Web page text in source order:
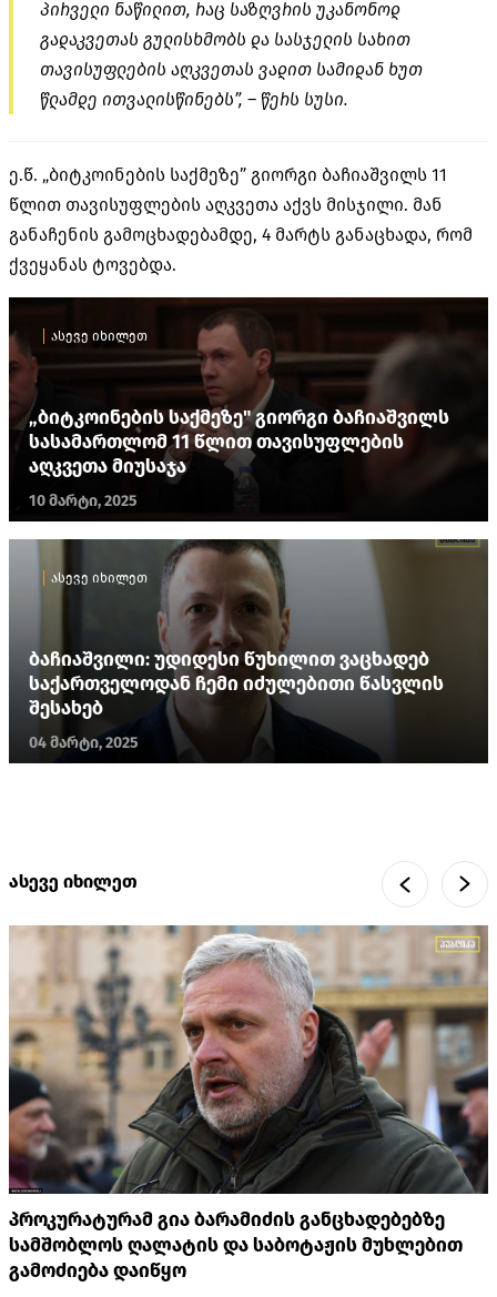
პირველი ნაწილით, რაც საზღვრის უკანონოდ
გადაკვეთას გულისხმობს და სასჯელის სახით
თავისუფლების აღკვეთას ვადით სამიდან ხუთ
წლამდე ითვალისწინებს”, – წერს სუსი.
ე.წ. „ბიტკოინების საქმეზე” გიორგი ბაჩიაშვილს 11
წლით თავისუფლების აღკვეთა აქვს მისჯილი. მან
განაჩენის გამოცხადებამდე, 4 მარტს განაცხადა, რომ
ქვეყანას ტოვებდა.
ასევე იხილეთ
„ბიტკოინების საქმეზე" გიორგი ბაჩიაშვილს
სასამართლომ 11 წლით თავისუფლების
აღკვეთა მიუსაჯა
10 მარტი, 2025
ასევე იხილეთ
ბაჩიაშვილი: უდიდესი წუხილით ვაცხადებ
საქართველოდან ჩემი იძულებითი წასვლის
შესახებ
04 მარტი, 2025
ასევე იხილეთ
პროკურატურამ გია ბარამიძის განცხადებებზე
სამშობლოს ღალატის და საბოტაჟის მუხლებით
გამოძიება დაიწყო